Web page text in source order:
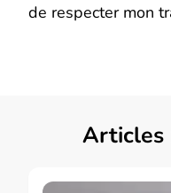
de respecter mon
Articles